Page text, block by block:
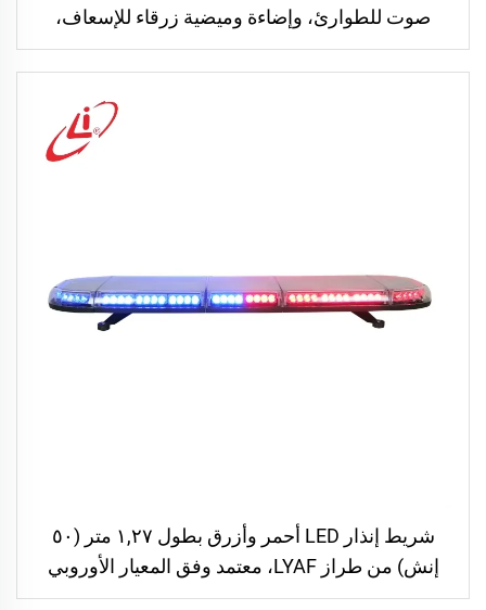
صوت للطوارئ، وإضاءة وميضية زرقاء للإسعاف،
وبوق وإنذار مع مكبّر صوت ومصباح تحذيري للسيارة
شريط إنذار LED أحمر وأزرق بطول ١,٢٧ متر (٥٠
إنش) من طراز LYAF، معتمد وفق المعيار الأوروبي
ECE R65 الفئة ٢ وR10